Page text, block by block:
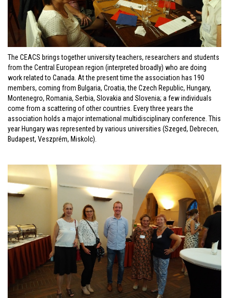
The CEACS brings together university teachers, researchers and students
from the Central European region (interpreted broadly) who are doing
work related to Canada. At the present time the association has 190
members, coming from Bulgaria, Croatia, the Czech Republic, Hungary,
Montenegro, Romania, Serbia, Slovakia and Slovenia; a few individuals
come from a scattering of other countries. Every three years the
association holds a major international multidisciplinary conference. This
year Hungary was represented by various universities (Szeged, Debrecen,
Budapest, Veszprém, Miskolc).